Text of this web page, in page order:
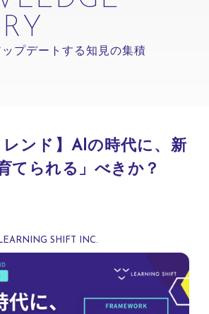
プデートする知見の集積
レンド】AIの時代に、新
てられる」べきか？
SHIFT INC.